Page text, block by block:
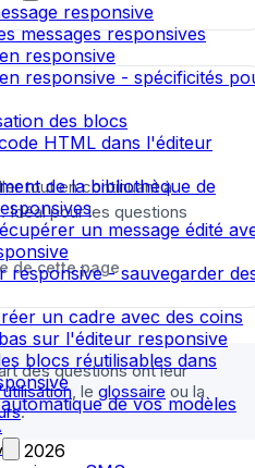
responsive
messages responsives
responsive
responsive - spécificités
des blocs
HTML dans l'éditeur
de la bibliothèque de
un message édité
responsive - sauvegarder
un cadre avec des coins
sur l'éditeur responsive
blocs réutilisables dans
de vos modèles
tout en continuant à
Idéal pour les questions
de cette page
des questions ont leur
, le glossaire ou la
.
2026